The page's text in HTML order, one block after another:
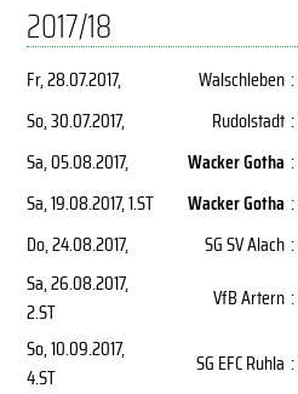
2017/18
Fr, 28.07.2017, Walschleben :
So, 30.07.2017, Rudolstadt :
Sa, 05.08.2017, Wacker Gotha :
Sa, 19.08.2017, 1.ST Wacker Gotha :
Do, 24.08.2017, SG SV Alach :
Sa, 26.08.2017,
2.ST
VfB Artern :
So, 10.09.2017,
4.ST
SG EFC Ruhla :